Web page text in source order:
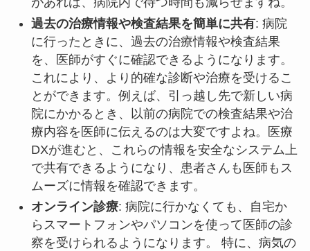
過去の治療情報や検査結果を簡単に共有: 病院
に行ったときに、過去の治療情報や検査結果
を、医師がすぐに確認できるようになります。
これにより、より的確な診断や治療を受けるこ
とができます。例えば、引っ越し先で新しい病
院にかかるとき、以前の病院での検査結果や治
療内容を医師に伝えるのは大変ですよね。医療
DXが進むと、これらの情報を安全なシステム上
で共有できるようになり、患者さんも医師もス
ムーズに情報を確認できます。
オンライン診療: 病院に行かなくても、自宅か
らスマートフォンやパソコンを使って医師の診
察を受けられるようになります。 特に、病気の